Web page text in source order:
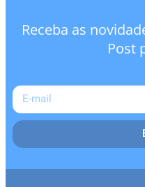
Receba as
Post